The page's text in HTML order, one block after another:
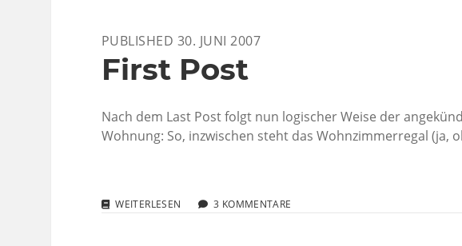
PUBLISHED 30. JUNI 2007
First Post
Nach dem Last Post folgt nun logischer Weise der
Wohnung: So, inzwischen steht das Wohnzimmerregal (ja,
WEITERLESEN FIRST 3 KOMMENTARE